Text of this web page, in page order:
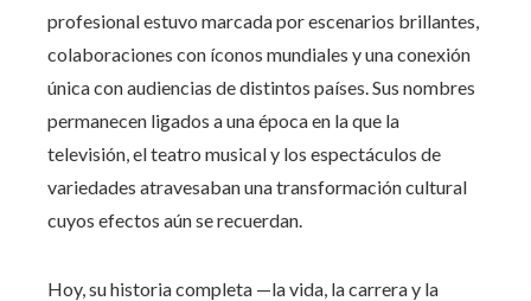
profesional estuvo marcada por escenarios brillantes,
colaboraciones con íconos mundiales y una conexión
única con audiencias de distintos países. Sus nombres
permanecen ligados a una época en la que la
televisión, el teatro musical y los espectáculos de
variedades atravesaban una transformación cultural
cuyos efectos aún se recuerdan.
Hoy, su historia completa —la vida, la carrera y la